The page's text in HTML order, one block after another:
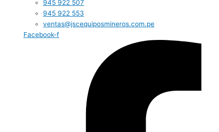
945 922 507
945 922 553
ventas@jscequiposmineros.com.pe
Facebook-f